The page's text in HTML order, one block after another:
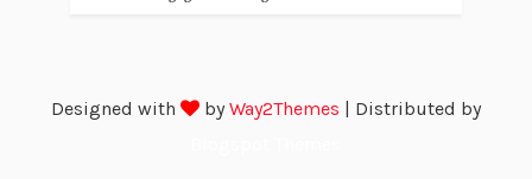
Designed with byWay2Themes | Distributed by